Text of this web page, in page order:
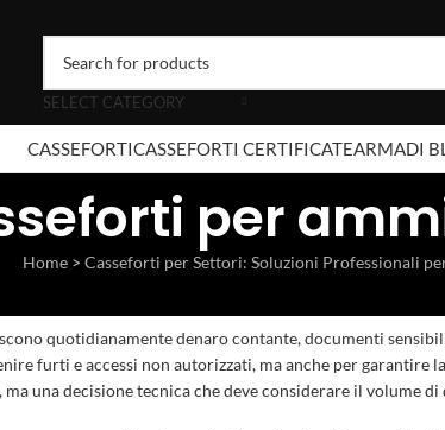
SELECT CATEGORY
CASSEFORTICASSEFORTI CERTIFICATEARMADI
per
Home> Casseforti per Settori: Soluzioni Professionali
quotidianamente denaro contante, documenti
furti e accessi non autorizzati, ma anche per
una decisione tecnica che deve considerare il